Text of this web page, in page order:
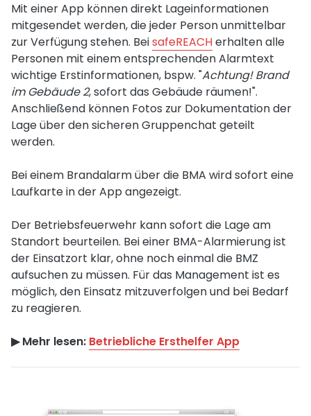
Mit einer App können direkt Lageinformationen
mitgesendet werden, die jeder Person unmittelbar
zur Verfügung stehen. BeisafeREACHerhalten alle
Personen mit einem entsprechenden Alarmtext
wichtige Erstinformationen, bspw. "Achtung! Brand
im Gebäude 2, sofort das Gebäude räumen!".
Anschließend können Fotos zur Dokumentation der
Lage über den sicheren Gruppenchat geteilt
werden.
Bei einem Brandalarm über die BMA wird sofort eine
Laufkarte in der App angezeigt.
Der Betriebsfeuerwehr kann sofort die Lage am
Standort beurteilen. Bei einer BMA-Alarmierung ist
der Einsatzort klar, ohne noch einmal die BMZ
aufsuchen zu müssen. Für das Management ist es
möglich, den Einsatz mitzuverfolgen und bei Bedarf
zu reagieren.
▶︎ Mehr lesen: Betriebliche Ersthelfer App